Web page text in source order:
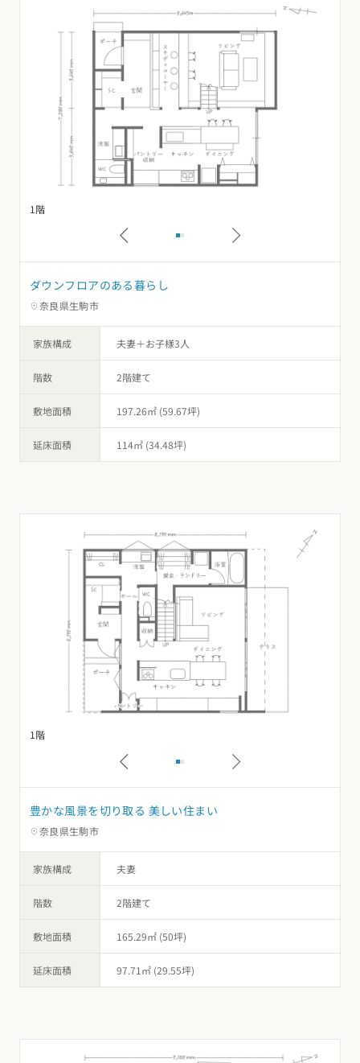
1階
ダウンフロアのある暮らし
奈良県生駒市
家族構成 夫妻＋お子様3人
階数 2階建て
敷地面積 197.26㎡ (59.67坪)
延床面積 114㎡ (34.48坪)
1階
豊かな風景を切り取る 美しい住まい
奈良県生駒市
家族構成 夫妻
階数 2階建て
敷地面積 165.29㎡ (50坪)
延床面積 97.71㎡ (29.55坪)